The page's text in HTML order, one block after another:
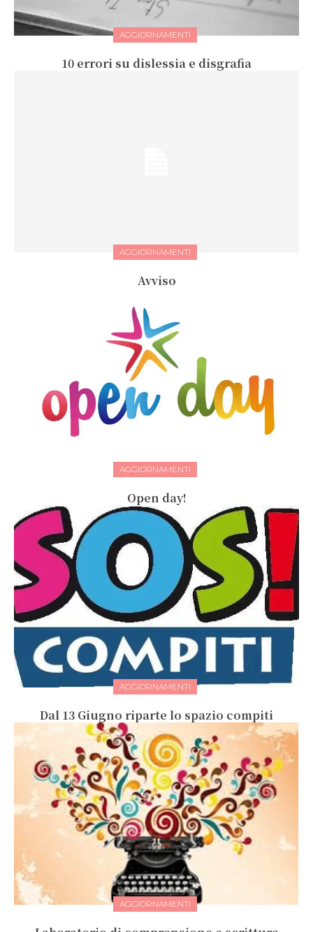
AGGIORNAMENTI
10 errori su dislessia e disgrafia
AGGIORNAMENTI
Avviso
AGGIORNAMENTI
Open day!
AGGIORNAMENTI
Dal 13 Giugno riparte lo spazio compiti
AGGIORNAMENTI